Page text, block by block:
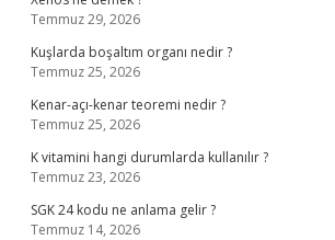
Temmuz 29, 2026
Kuşlarda boşaltım organı nedir ?
Temmuz 25, 2026
Kenar-açı-kenar teoremi nedir ?
Temmuz 25, 2026
K vitamini hangi durumlarda kullanılır ?
Temmuz 23, 2026
SGK 24 kodu ne anlama gelir ?
Temmuz 14, 2026